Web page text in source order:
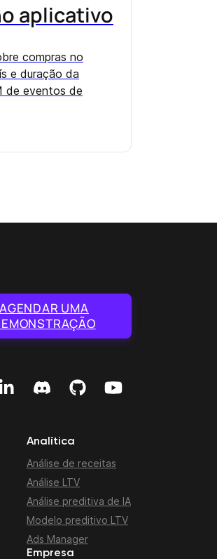
aplicativo
compras no
e duração da
de eventos de
AGENDAR UMA
Analítica
Análise de receitas
Análise LTV
Análise preditiva de IA
Modelo preditivo LTV
Ads Manager
Empresa